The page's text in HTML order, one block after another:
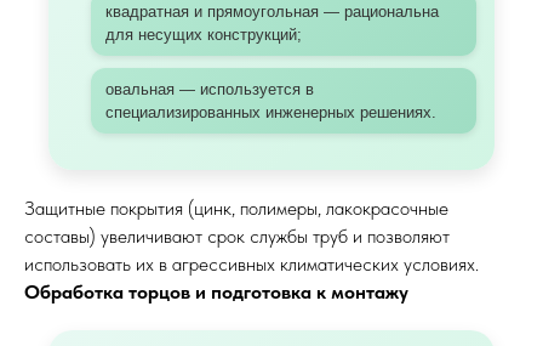
квадратная и прямоугольная — рациональна
для несущих конструкций;
овальная — используется в
специализированных инженерных решениях.
Защитные покрытия (цинк, полимеры, лакокрасочные
составы) увеличивают срок службы труб и позволяют
использовать их в агрессивных климатических условиях.
Обработка торцов и подготовка к монтажу